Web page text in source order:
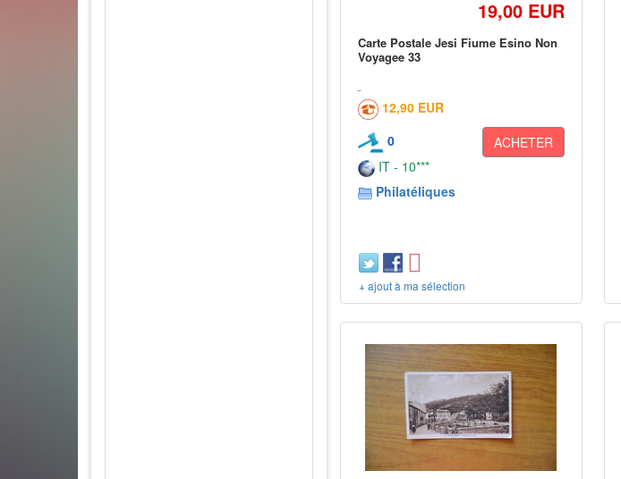
19,00 EUR
Carte Postale Jesi Fiume Esino Non
Voyagee 33
12,90 EUR
0
ACHETER
IT - 10***
Philatéliques
+ ajout à ma sélection